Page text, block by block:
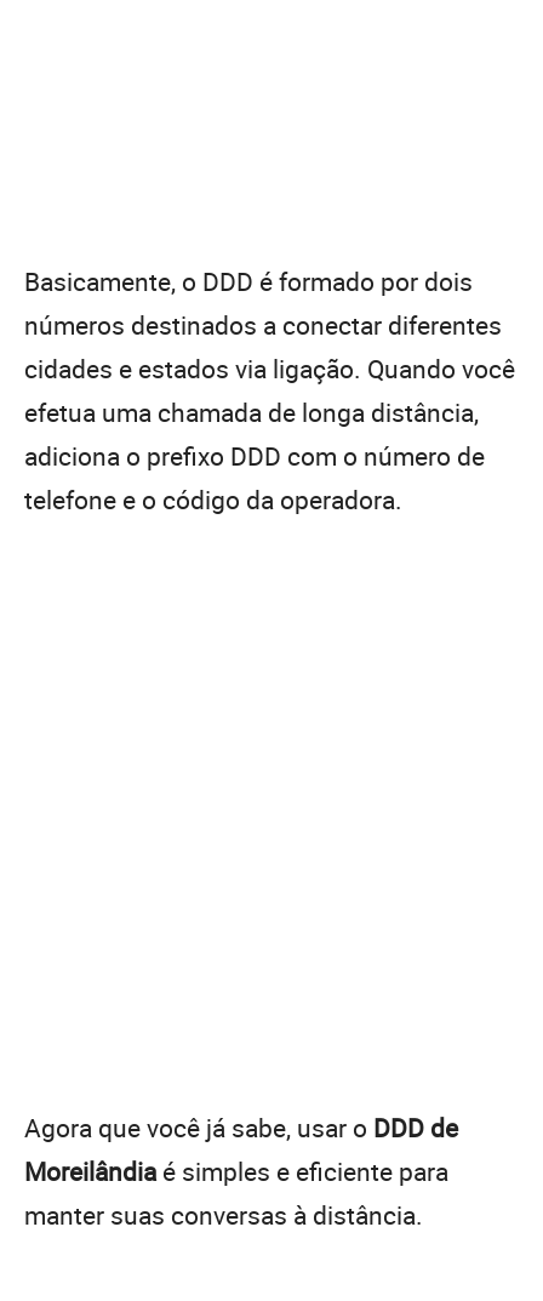
Basicamente, o DDD é formado por dois
números destinados a conectar diferentes
cidades e estados via ligação. Quando você
efetua uma chamada de longa distância,
adiciona o prefixo DDD com o número de
telefone e o código da operadora.
Agora que você já sabe, usar o DDD de
Moreilândia é simples e eficiente para
manter suas conversas à distância.